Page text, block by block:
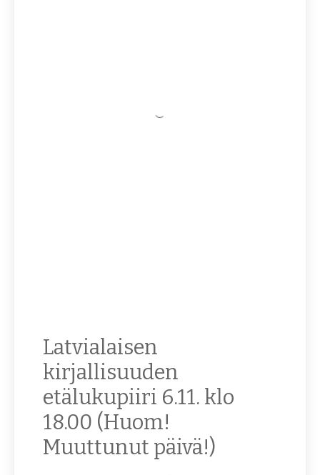
Latvialaisen
kirjallisuuden
etälukupiiri 6.11. klo
18.00 (Huom!
Muuttunut päivä!)